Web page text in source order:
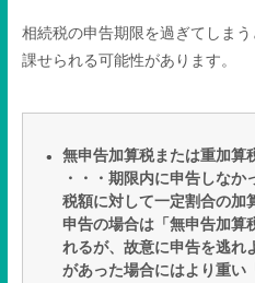
相続税の申告期限を過ぎてしま
課せられる可能性があります。
無申告加算税または重加算
・・・期限内に申告しな
税額に対して一定割合の加
申告の場合は「無申告加算
れるが、故意に申告を逃れ
があった場合にはより重い